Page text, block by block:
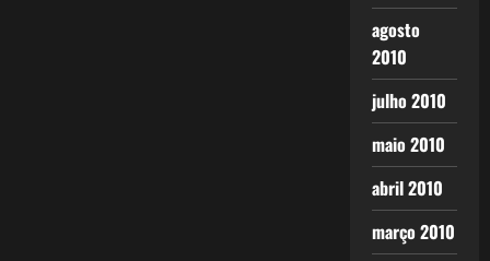
agosto
2010
julho 2010
maio 2010
abril 2010
março 2010